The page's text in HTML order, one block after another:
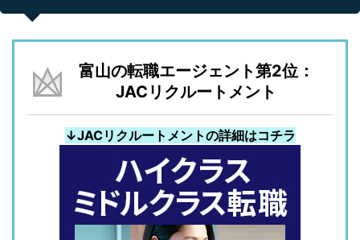
富山の転職エージェント第2位：
JACリクルートメント
↓JACリクルートメントの詳細はコチラ